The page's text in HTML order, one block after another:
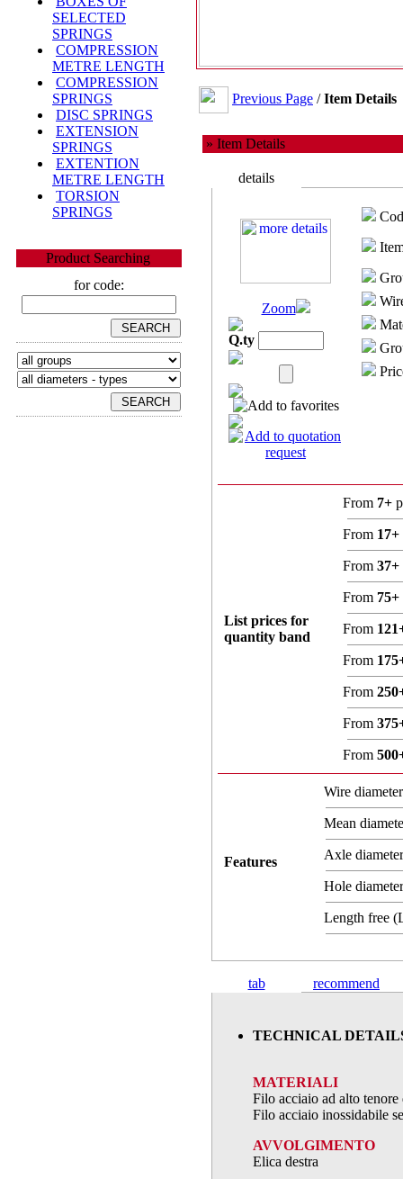
SELECTED
SPRINGS
COMPRESSION
METRE LENGTH
COMPRESSION
SPRINGS
DISC SPRINGS
EXTENSION
SPRINGS
EXTENTION
METRE LENGTH
TORSION
SPRINGS
Product Searching
for code:
Previous Page /Item Details
» Item Details
details
Zoom
Q.ty
List prices for
quantity band
From 7+
From 17+
From 37+
From 75+
From
From
From
From
From
Features
Wire
Mean
Axle
Hole
Length free
tab recommend
TECHNICAL
MATERIALI
Filo acciaio ad alto
Filo acciaio inossidabile
AVVOLGIMENTO
Elica destra